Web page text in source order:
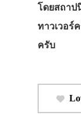
โดยสถาป
ทาวเวอร์
ครับ